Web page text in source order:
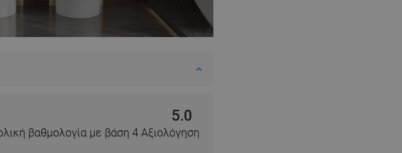
5.0
βαθμολογία με βάση 4 Αξιολόγηση